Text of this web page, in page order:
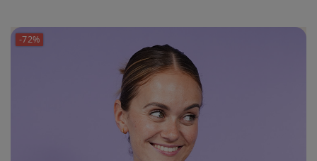
-72%